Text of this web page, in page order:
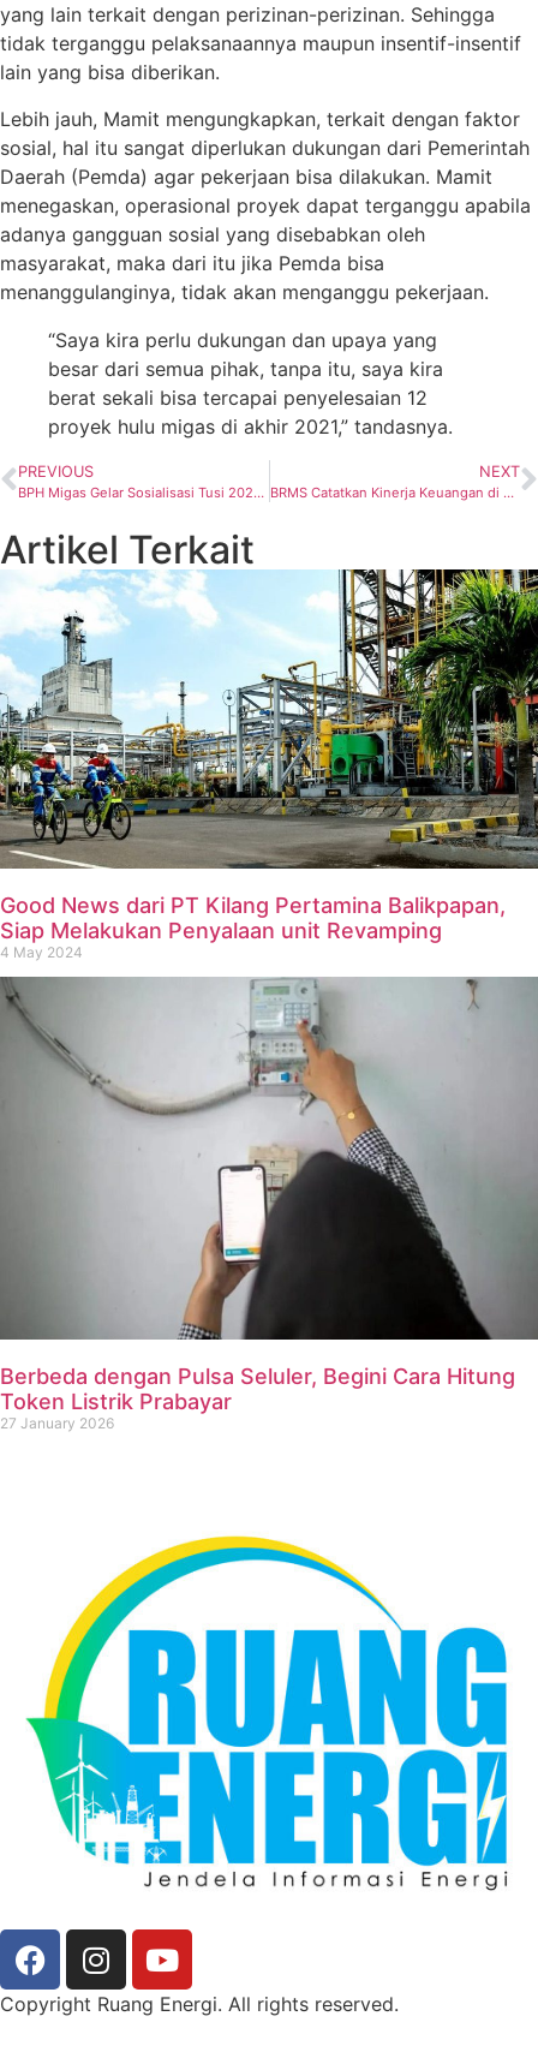
yang lain terkait dengan perizinan-perizinan. Sehingga
tidak terganggu pelaksanaannya maupun insentif-insentif
lain yang bisa diberikan.
Lebih jauh, Mamit mengungkapkan, terkait dengan faktor
sosial, hal itu sangat diperlukan dukungan dari Pemerintah
Daerah (Pemda) agar pekerjaan bisa dilakukan. Mamit
menegaskan, operasional proyek dapat terganggu apabila
adanya gangguan sosial yang disebabkan oleh
masyarakat, maka dari itu jika Pemda bisa
menanggulanginya, tidak akan menganggu pekerjaan.
“Saya kira perlu dukungan dan upaya yang
besar dari semua pihak, tanpa itu, saya kira
berat sekali bisa tercapai penyelesaian 12
proyek hulu migas di akhir 2021,” tandasnya.
PREVIOUS
BPH Migas Gelar Sosialisasi Tusi 2021 di Tuban, Jawa Timur
NEXT
BRMS Catatkan Kinerja Keuangan di 2020 yang Makin Membaik
Artikel Terkait
Good News dari PT Kilang Pertamina Balikpapan,
Siap Melakukan Penyalaan unit Revamping
4 May 2024
Berbeda dengan Pulsa Seluler, Begini Cara Hitung
Token Listrik Prabayar
27 January 2026
Copyright Ruang Energi. All rights reserved.